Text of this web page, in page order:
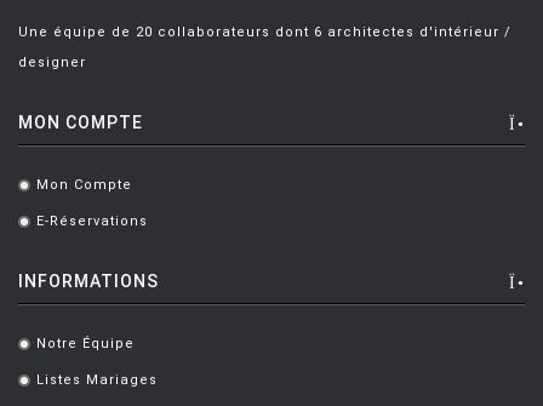
Une équipe de 20 collaborateurs dont 6 architectes d'intérieur /
designer
MON COMPTE
. Mon Compte
. E-Réservations
INFORMATIONS
. Notre Équipe
. Listes Mariages